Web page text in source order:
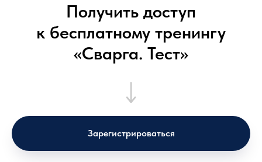
Получить доступ
к бесплатному тренингу
«Сварга. Тест»
Зарегистрироваться